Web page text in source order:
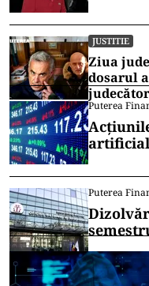
JUSTITIE
Ziua
dosarul
Puterea
Puterea